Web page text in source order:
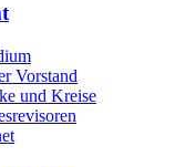
Vorstand
und Kreise